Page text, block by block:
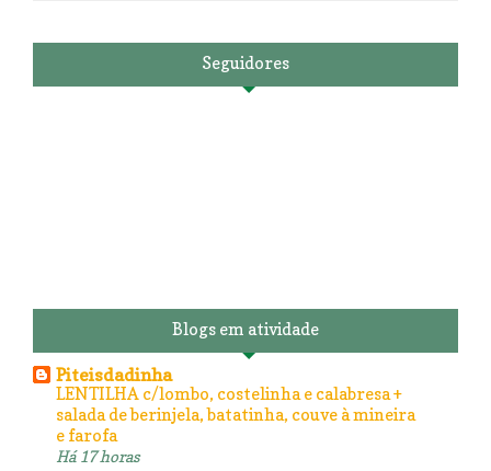
Seguidores
Blogs em atividade
Piteisdadinha
LENTILHA c/lombo, costelinha e calabresa +
salada de berinjela, batatinha, couve à mineira
e farofa
Há 17 horas